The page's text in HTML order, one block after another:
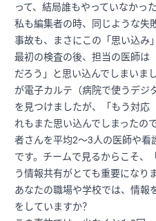
って、結局誰もやっていなかっ
私も編集者の時、同じような失
事故も、まさにこの「思い込み
最初の検査の後、担当の医師は
だろう」と思い込んでしまいま
が電子カルテ（病院で使うデジ
を見つけましたが、「もう対応
れもまた思い込んでしまったの
者さんを平均2〜3人の医師や看
です。チームで見るからこそ、
う情報共有がとても重要になりま
あなたの職場や学校では、情報
をしていますか？